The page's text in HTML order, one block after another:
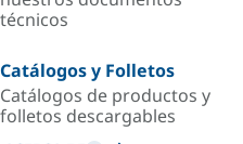
técnicos
Catálogos y Folletos
Catálogos de productos y
folletos descargables